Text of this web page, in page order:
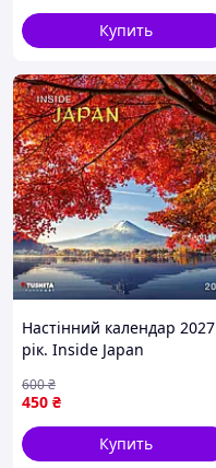
Купить
Настінний календар 2027
рік. Inside Japan
450 ₴
600₴
Купить